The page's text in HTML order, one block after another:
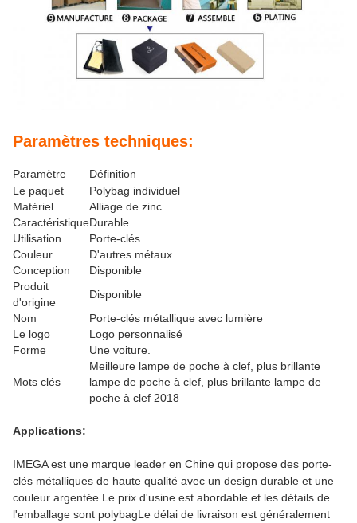
Paramètres techniques:
Paramètre
Définition
Le paquet
Polybag individuel
Matériel
Alliage de zinc
CaractéristiqueDurable
Utilisation
Porte-clés
Couleur
D'autres métaux
Conception
Disponible
Produit
d'origine
Disponible
Nom
Porte-clés métallique avec lumière
Le logo
Logo personnalisé
Forme
Une voiture.
Mots clés
Meilleure lampe de poche à clef, plus brillante
lampe de poche à clef, plus brillante lampe de
poche à clef 2018
Applications:
IMEGA est une marque leader en Chine qui propose des porte-
clés métalliques de haute qualité avec un design durable et une
couleur argentée.Le prix d'usine est abordable et les détails de
l'emballage sont polybagLe délai de livraison est généralement